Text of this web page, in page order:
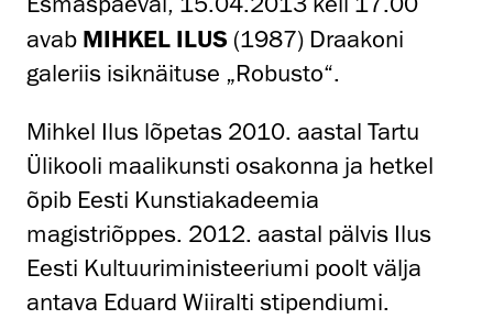
avab MIHKEL ILUS (1987) Draakoni
galeriis isiknäituse „Robusto“.
Mihkel Ilus lõpetas 2010. aastal Tartu
Ülikooli maalikunsti osakonna ja hetkel
õpib Eesti Kunstiakadeemia
magistriõppes. 2012. aastal pälvis Ilus
Eesti Kultuuriministeeriumi poolt välja
antava Eduard Wiiralti stipendiumi.